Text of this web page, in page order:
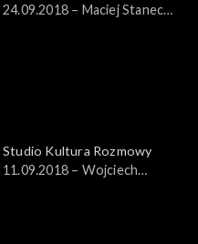
24.09.2018 – Maciej Stanecki,
Studio Kultura Rozmowy
11.09.2018 – Wojciech